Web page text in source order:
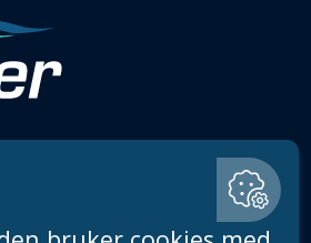
33 28 00
er mandag-fredag 09.00–